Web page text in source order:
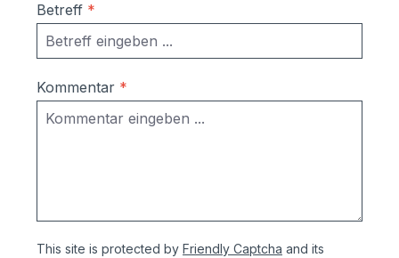
Betreff *
Kommentar *
This site is protected by Friendly Captcha and its